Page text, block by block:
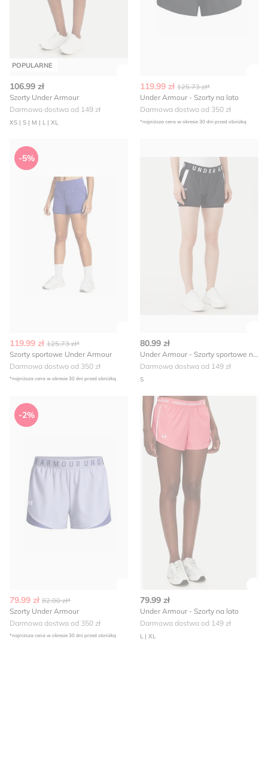
POPULARNE
106.99 zł
Szorty Under Armour
Darmowa dostwa od 149 zł
XS | S | M | L | XL
119.99 zł 125.73 zł*
Under Armour - Szorty na lato
Darmowa dostwa od 350 zł
*najniższa cena w okresie 30 dni przed obniżką
Szorty sportowe Under Armour
-5%
119.99 zł 125.73 zł*
Szorty sportowe Under Armour
Darmowa dostwa od 350 zł
*najniższa cena w okresie 30 dni przed obniżką
80.99 zł
Under Armour - Szorty sportowe na lato
Darmowa dostwa od 149 zł
S
Szorty Under Armour
-2%
Zobacz szczegóły produktu
79.99 zł 82.00 zł*
Szorty Under Armour
Darmowa dostwa od 350 zł
*najniższa cena w okresie 30 dni przed obniżką
Under Armour - Szorty na
79.99 zł
Under Armour - Szorty na lato
Darmowa dostwa od 149 zł
L | XL